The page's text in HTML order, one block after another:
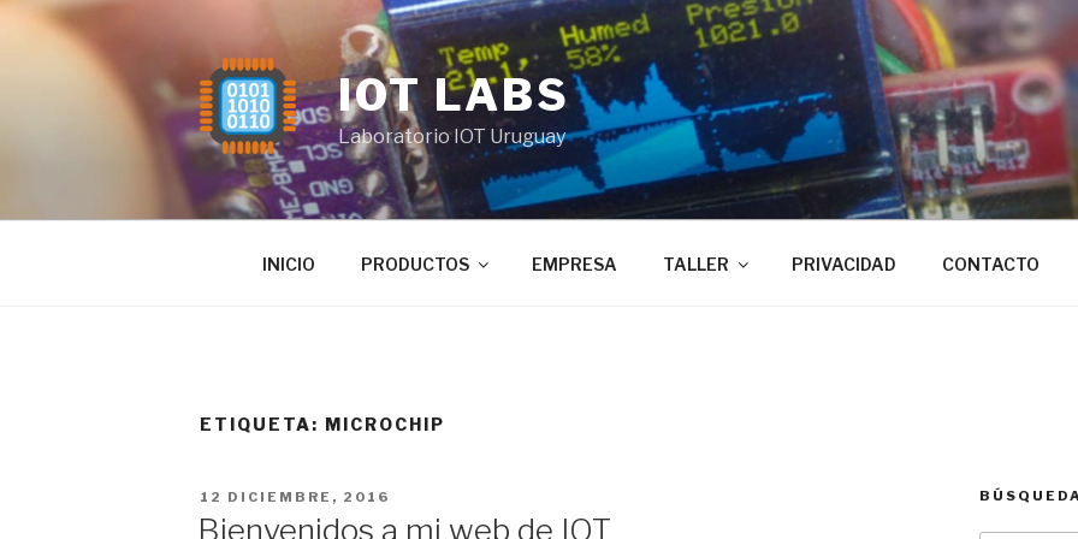
Saltar
IOT LABS
Laboratorio IOT Uruguay
INICIO PRODUCTOS EMPRESA TALLER PRIVACIDAD CONTACTO
ETIQUETA: MICROCHIP
PUBLICADO
12 DICIEMBRE, 2016
Bienvenidos a mi web de IOT